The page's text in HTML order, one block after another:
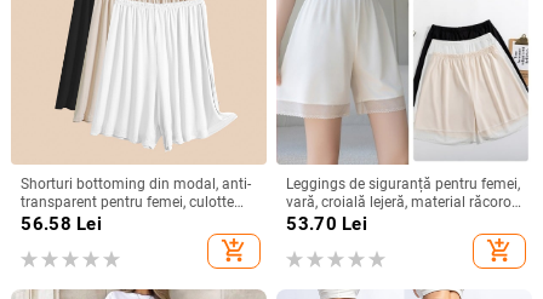
Shorturi bottoming din modal, anti-
transparent pentru femei, culotte
căptușite cu strat interior ușor
56.58 Lei
add_shopping_cart
Leggings de siguranță pentru femei,
vară, croială lejeră, material răcoros,
margine dantelată, elastic, drapaj,
protecție împotriva expunerii,
pantaloni de noapte 3/4
53.70 Lei
add_shopping_cart